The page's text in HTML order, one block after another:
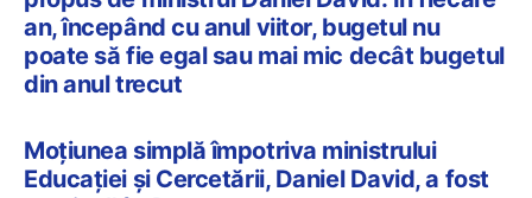
an, începând cu anul viitor, bugetul nu
poate să fie egal sau mai mic decât bugetul
din anul trecut
Moțiunea simplă împotriva ministrului
Educației și Cercetării, Daniel David, a fost